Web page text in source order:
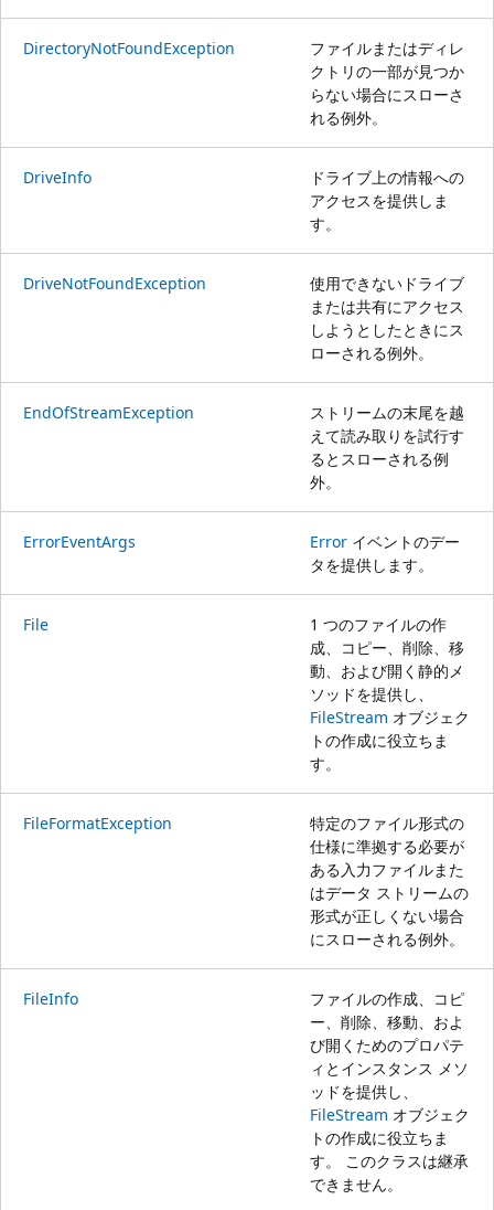
DirectoryNotFoundException
ファイルまたはディレ
クトリの一部が見つか
らない場合にスローさ
れる例外。
DriveInfo
ドライブ上の情報への
アクセスを提供しま
す。
DriveNotFoundException
使用できないドライブ
または共有にアクセス
しようとしたときにス
ローされる例外。
EndOfStreamException
ストリームの末尾を越
えて読み取りを試行す
るとスローされる例
外。
ErrorEventArgs Error イベントのデー
タを提供します。
File
1 つのファイルの作
成、コピー、削除、移
動、および開く静的メ
ソッドを提供し、
FileStream オブジェク
トの作成に役立ちま
す。
FileFormatException
特定のファイル形式の
仕様に準拠する必要が
ある入力ファイルまた
はデータ ストリームの
形式が正しくない場合
にスローされる例外。
FileInfo
ファイルの作成、コピ
ー、削除、移動、およ
び開くためのプロパテ
ィとインスタンス メソ
ッドを提供し、
FileStream オブジェク
トの作成に役立ちま
す。 このクラスは継承
できません。